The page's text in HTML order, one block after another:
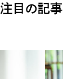
注目の記事